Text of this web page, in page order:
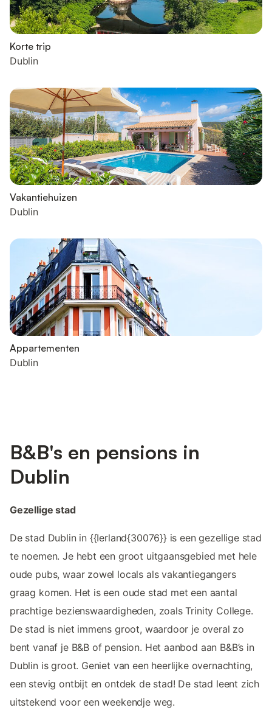
Korte trip
Dublin
Vakantiehuizen
Dublin
Appartementen
Dublin
B&B's en pensions in
Dublin
Gezellige stad
De stad Dublin in {{Ierland{30076}} is een gezellige stad
te noemen. Je hebt een groot uitgaansgebied met hele
oude pubs, waar zowel locals als vakantiegangers
graag komen. Het is een oude stad met een aantal
prachtige bezienswaardigheden, zoals Trinity College.
De stad is niet immens groot, waardoor je overal zo
bent vanaf je B&B of pension. Het aanbod aan B&B’s in
Dublin is groot. Geniet van een heerlijke overnachting,
een stevig ontbijt en ontdek de stad! De stad leent zich
uitstekend voor een weekendje weg.